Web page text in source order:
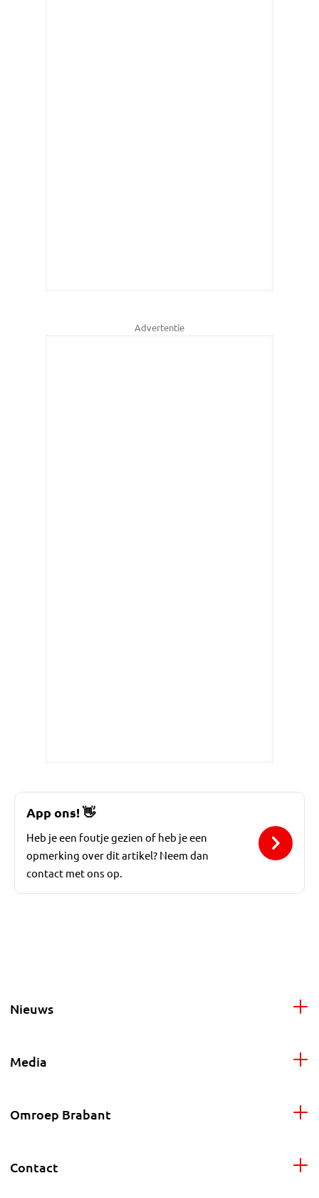
Advertentie
App ons!👋
Heb je een foutje gezien of heb je een
opmerking over dit artikel? Neem dan
contact met ons op.
Nieuws
Media
Omroep Brabant
Contact